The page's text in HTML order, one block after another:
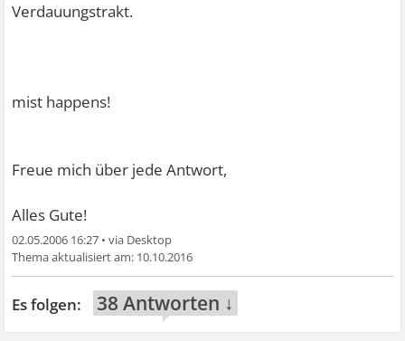
Verdauungstrakt.
mist happens!
Freue mich über jede Antwort,
Alles Gute!
02.05.2006 16:27 •
10.10.2016
38 Antworten ↓